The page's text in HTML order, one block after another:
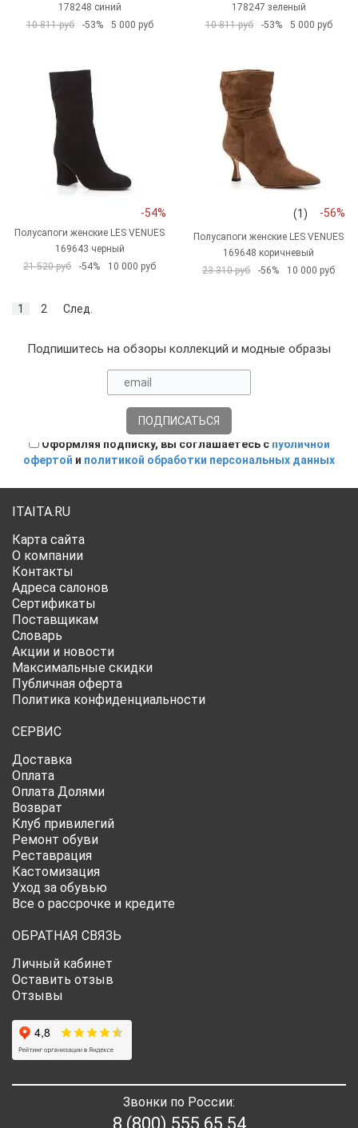
178248 синий
10 811 руб
-53% 5 000 руб
178247 зеленый
10 811 руб
-53% 5 000 руб
-54%
Полусапоги женские LES VENUES
169643 черный
21 520 руб
-54% 10 000 руб
(1) -56%
Полусапоги женские LES VENUES
169648 коричневый
23 310 руб
-56% 10 000 руб
1 2 След.
Подпишитесь на обзоры коллекций и модные образы
Оформляя подписку, вы соглашаетесь с публичной
офертой и политикой обработки персональных данных
ITAITA.RU
Карта сайта
О компании
Контакты
Адреса салонов
Сертификаты
Поставщикам
Словарь
Акции и новости
Максимальные скидки
Публичная оферта
Политика конфиденциальности
СЕРВИС
Доставка
Оплата
Оплата Долями
Возврат
Клуб привилегий
Ремонт обуви
Реставрация
Кастомизация
Уход за обувью
Все о рассрочке и кредите
ОБРАТНАЯ СВЯЗЬ
Личный кабинет
Оставить отзыв
Отзывы
Звонки по России:
8 (800) 555 65 54